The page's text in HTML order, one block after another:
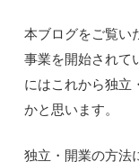
本ブログをご覧い
事業を開始されて
にはこれから独立
かと思います。
独立・開業の方法